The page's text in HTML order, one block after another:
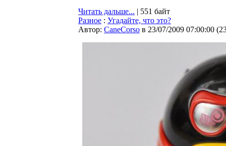
Читать дальше... | 551 байт
Разное : Угадайте, что это?
Автор: CaneCorso в 23/07/2009 07:00:00 (